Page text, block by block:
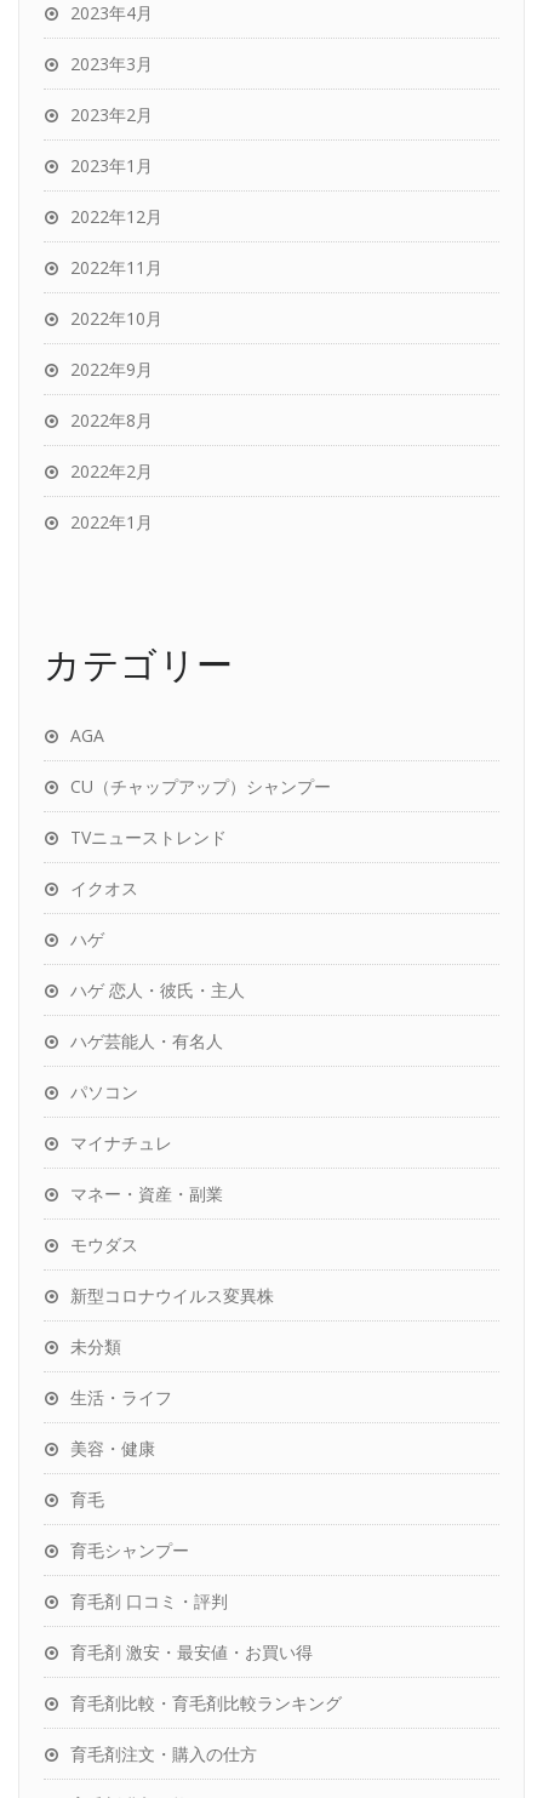
2023年4月
2023年3月
2023年2月
2023年1月
2022年12月
2022年11月
2022年10月
2022年9月
2022年8月
2022年2月
2022年1月
カテゴリー
AGA
CU（チャップアップ）シャンプー
TVニューストレンド
イクオス
ハゲ
ハゲ 恋人・彼氏・主人
ハゲ芸能人・有名人
パソコン
マイナチュレ
マネー・資産・副業
モウダス
新型コロナウイルス変異株
未分類
生活・ライフ
美容・健康
育毛
育毛シャンプー
育毛剤 口コミ・評判
育毛剤 激安・最安値・お買い得
育毛剤比較・育毛剤比較ランキング
育毛剤注文・購入の仕方